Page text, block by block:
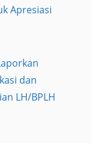
Apresiasi
dan
LH/BPLH